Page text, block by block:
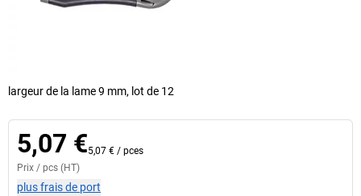
largeur de la lame 9 mm, lot de 12
5,07 €5,07 € / pces
Prix / pcs (HT)
plus frais de port